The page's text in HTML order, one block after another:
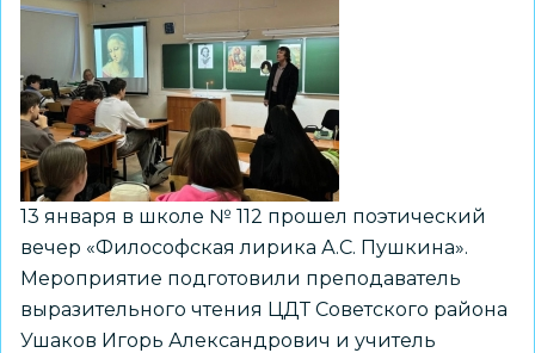
«55
Дорогами
Детства»
13 января в школе № 112 прошел поэтический
вечер «Философская лирика А.С. Пушкина».
Мероприятие подготовили преподаватель
выразительного чтения ЦДТ Советского района
Ушаков Игорь Александрович и учитель